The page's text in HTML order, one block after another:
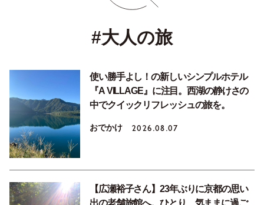
#大人の旅
使い勝手よし！の新しいシンプルホテル
『A VILLAGE』に注目。西湖の静けさの
中でクイックリフレッシュの旅を。
おでかけ 2026.08.07
【広瀬裕子さん】23年ぶりに京都の思い